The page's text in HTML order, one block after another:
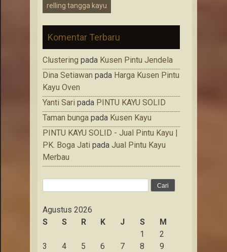
relling tangga kayu
Komentar Terbaru
Clustering pada Kusen Pintu Jendela
Dina Setiawan pada Harga Kusen Pintu
Kayu Oven
Yanti Sari pada PINTU KAYU SOLID
Taman bunga pada Kusen Kayu
PINTU KAYU SOLID - Jual Pintu Kayu |
PK. Boga Jati pada Jual Pintu Kayu
Merbau
Agustus 2026
S
S R K J S
M
1
2
3
4 5 6 7 8
9